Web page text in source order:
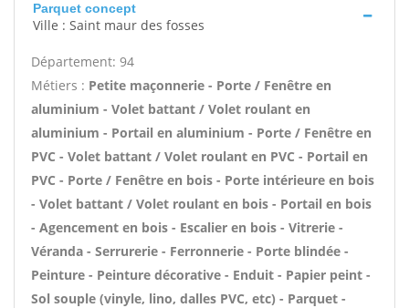
Parquet concept
Ville : Saint maur des fosses
Département: 94
Métiers : Petite maçonnerie - Porte / Fenêtre en
aluminium - Volet battant / Volet roulant en
aluminium - Portail en aluminium - Porte / Fenêtre en
PVC - Volet battant / Volet roulant en PVC - Portail en
PVC - Porte / Fenêtre en bois - Porte intérieure en bois
- Volet battant / Volet roulant en bois - Portail en bois
- Agencement en bois - Escalier en bois - Vitrerie -
Véranda - Serrurerie - Ferronnerie - Porte blindée -
Peinture - Peinture décorative - Enduit - Papier peint -
Sol souple (vinyle, lino, dalles PVC, etc) - Parquet -